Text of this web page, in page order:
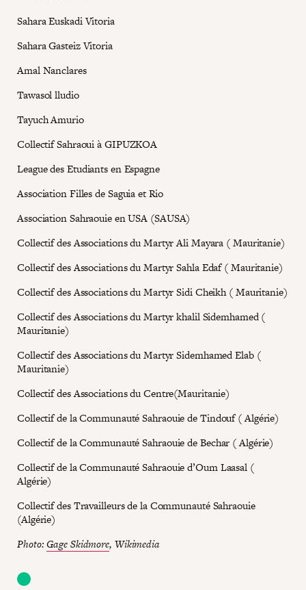
Sahara Euskadi Vitoria
Sahara Gasteiz Vitoria
Amal Nanclares
Tawasol lludio
Tayuch Amurio
Collectif Sahraoui à GIPUZKOA
League des Etudiants en Espagne
Association Filles de Saguia et Rio
Association Sahraouie en USA (SAUSA)
Collectif des Associations du Martyr Ali Mayara ( Mauritanie)
Collectif des Associations du Martyr Sahla Edaf ( Mauritanie)
Collectif des Associations du Martyr Sidi Cheikh ( Mauritanie)
Collectif des Associations du Martyr khalil Sidemhamed (
Mauritanie)
Collectif des Associations du Martyr Sidemhamed Elab (
Mauritanie)
Collectif des Associations du Centre(Mauritanie)
Collectif de la Communauté Sahraouie de Tindouf ( Algérie)
Collectif de la Communauté Sahraouie de Bechar ( Algérie)
Collectif de la Communauté Sahraouie d’Oum Laasal (
Algérie)
Collectif des Travailleurs de la Communauté Sahraouie
(Algérie)
Photo:Gage Skidmore, Wikimedia